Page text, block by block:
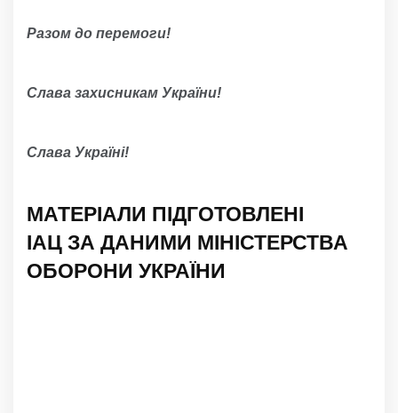
Разом до перемоги!
Слава захисникам України!
Слава Україні!
МАТЕРІАЛИ ПІДГОТОВЛЕНІ
ІАЦ ЗА ДАНИМИ МІНІСТЕРСТВА
ОБОРОНИ УКРАЇНИ